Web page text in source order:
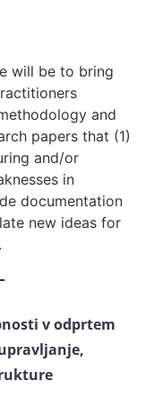
will be to bring
and
papers that (1)
and/or
in
documentation
new ideas for
v odprtem